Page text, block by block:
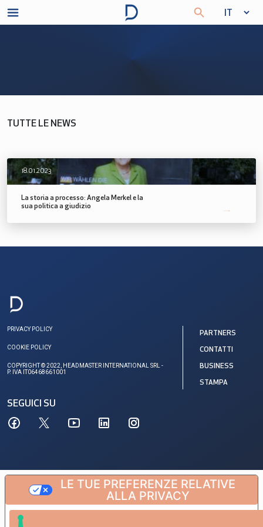
TUTTE LE NEWS
18.01.2023
La storia a processo: Angela Merkel e la
sua politica a giudizio
PRIVACY POLICY
COOKIE POLICY
COPYRIGHT © 2022, HEADMASTER INTERNATIONAL SRL -
P. IVA IT06468661001
SEGUICI SU
PARTNERS
CONTATTI
BUSINESS
STAMPA
LE TUE PREFERENZE RELATIVE
ALLA PRIVACY